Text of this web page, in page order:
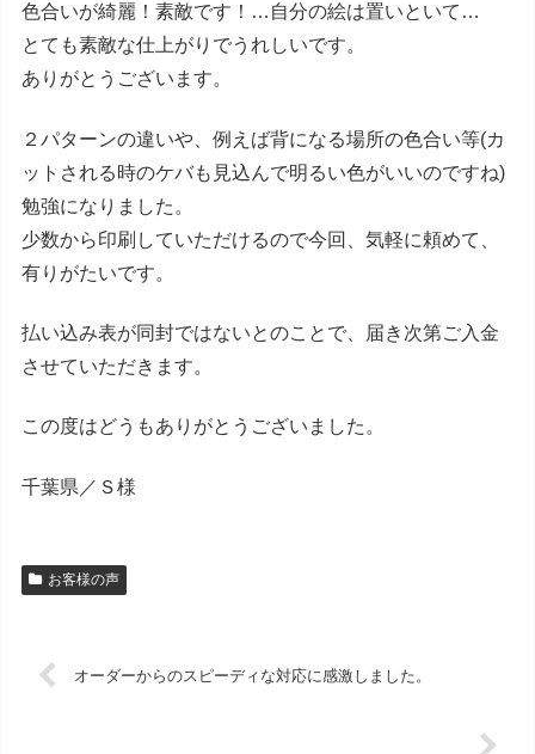
色合いが綺麗！素敵です！…自分の絵は置いといて…
とても素敵な仕上がりでうれしいです。
ありがとうございます。
２パターンの違いや、例えば背になる場所の色合い等(カ
ットされる時のケバも見込んで明るい色がいいのですね)
勉強になりました。
少数から印刷していただけるので今回、気軽に頼めて、
有りがたいです。
払い込み表が同封ではないとのことで、届き次第ご入金
させていただきます。
この度はどうもありがとうございました。
千葉県／Ｓ様
お客様の声
オーダーからのスピーディな対応に感激しました。